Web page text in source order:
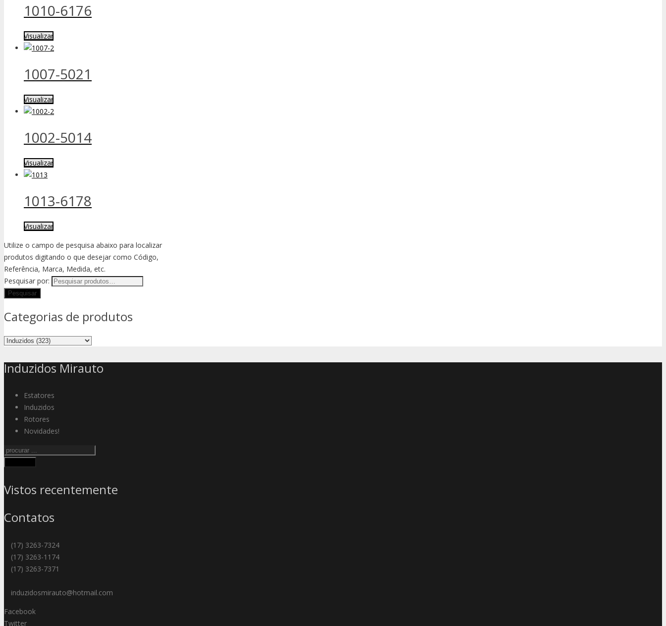
1010-6176
Visualizar
1007-5021
Visualizar
1002-5014
Visualizar
1013-6178
Visualizar
Utilize o campo de pesquisa abaixo para localizar
produtos digitando o que desejar como Código,
Referência, Marca, Medida, etc.
Pesquisar por:
Categorias de produtos
Induzidos Mirauto
Estatores
Induzidos
Rotores
Novidades!
Vistos recentemente
Contatos
(17) 3263-7324
(17) 3263-1174
(17) 3263-7371
induzidosmirauto@hotmail.com
Facebook
Twitter